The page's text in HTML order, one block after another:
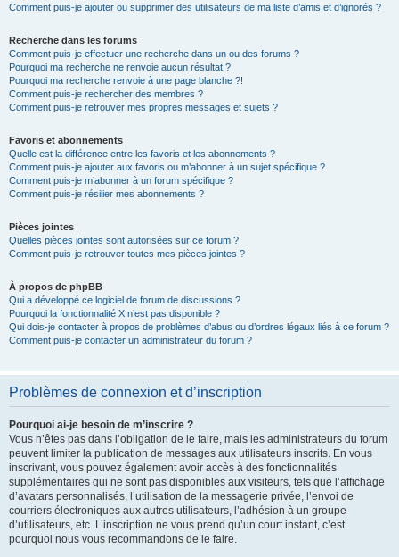
Comment puis-je ajouter ou supprimer des utilisateurs de ma liste d’amis et d’ignorés ?
Recherche dans les forums
Comment puis-je effectuer une recherche dans un ou des forums ?
Pourquoi ma recherche ne renvoie aucun résultat ?
Pourquoi ma recherche renvoie à une page blanche ?!
Comment puis-je rechercher des membres ?
Comment puis-je retrouver mes propres messages et sujets ?
Favoris et abonnements
Quelle est la différence entre les favoris et les abonnements ?
Comment puis-je ajouter aux favoris ou m’abonner à un sujet spécifique ?
Comment puis-je m’abonner à un forum spécifique ?
Comment puis-je résilier mes abonnements ?
Pièces jointes
Quelles pièces jointes sont autorisées sur ce forum ?
Comment puis-je retrouver toutes mes pièces jointes ?
À propos de phpBB
Qui a développé ce logiciel de forum de discussions ?
Pourquoi la fonctionnalité X n’est pas disponible ?
Qui dois-je contacter à propos de problèmes d’abus ou d’ordres légaux liés à ce forum ?
Comment puis-je contacter un administrateur du forum ?
Problèmes de connexion et d’inscription
Pourquoi ai-je besoin de m’inscrire ?
Vous n’êtes pas dans l’obligation de le faire, mais les administrateurs du forum
peuvent limiter la publication de messages aux utilisateurs inscrits. En vous
inscrivant, vous pouvez également avoir accès à des fonctionnalités
supplémentaires qui ne sont pas disponibles aux visiteurs, tels que l’affichage
d’avatars personnalisés, l’utilisation de la messagerie privée, l’envoi de
courriers électroniques aux autres utilisateurs, l’adhésion à un groupe
d’utilisateurs, etc. L’inscription ne vous prend qu’un court instant, c’est
pourquoi nous vous recommandons de le faire.